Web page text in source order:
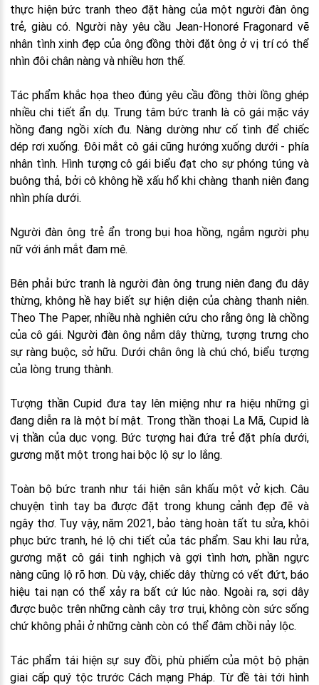
thực hiện bức tranh theo đặt hàng của một người đàn ông
trẻ, giàu có. Người này yêu cầu Jean-Honoré Fragonard vẽ
nhân tình xinh đẹp của ông đồng thời đặt ông ở vị trí có thể
nhìn đôi chân nàng và nhiều hơn thế.
Tác phẩm khắc họa theo đúng yêu cầu đồng thời lồng ghép
nhiều chi tiết ẩn dụ. Trung tâm bức tranh là cô gái mặc váy
hồng đang ngồi xích đu. Nàng dường như cố tình để chiếc
dép rơi xuống. Đôi mắt cô gái cũng hướng xuống dưới - phía
nhân tình. Hình tượng cô gái biểu đạt cho sự phóng túng và
buông thả, bởi cô không hề xấu hổ khi chàng thanh niên đang
nhìn phía dưới.
Người đàn ông trẻ ẩn trong bụi hoa hồng, ngắm người phụ
nữ với ánh mắt đam mê.
Bên phải bức tranh là người đàn ông trung niên đang đu dây
thừng, không hề hay biết sự hiện diện của chàng thanh niên.
Theo The Paper, nhiều nhà nghiên cứu cho rằng ông là chồng
của cô gái. Người đàn ông nắm dây thừng, tượng trưng cho
sự ràng buộc, sở hữu. Dưới chân ông là chú chó, biểu tượng
của lòng trung thành.
Tượng thần Cupid đưa tay lên miệng như ra hiệu những gì
đang diễn ra là một bí mật. Trong thần thoại La Mã, Cupid là
vị thần của dục vọng. Bức tượng hai đứa trẻ đặt phía dưới,
gương mặt một trong hai bộc lộ sự lo lắng.
Toàn bộ bức tranh như tái hiện sân khấu một vở kịch. Câu
chuyện tình tay ba được đặt trong khung cảnh đẹp đẽ và
ngây thơ. Tuy vậy, năm 2021, bảo tàng hoàn tất tu sửa, khôi
phục bức tranh, hé lộ chi tiết của tác phẩm. Sau khi lau rửa,
gương mặt cô gái tinh nghịch và gợi tình hơn, phần ngực
nàng cũng lộ rõ hơn. Dù vậy, chiếc dây thừng có vết đứt, báo
hiệu tai nạn có thể xảy ra bất cứ lúc nào. Ngoài ra, sợi dây
được buộc trên những cành cây trơ trụi, không còn sức sống
chứ không phải ở những cành còn có thể đâm chồi nảy lộc.
Tác phẩm tái hiện sự suy đồi, phù phiếm của một bộ phận
giai cấp quý tộc trước Cách mạng Pháp. Từ đề tài tới hình